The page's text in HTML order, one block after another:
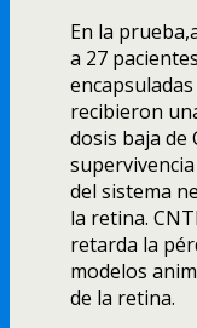
En la
a 27
recibieron
dosis baja de
del sistema
la retina.
retarda la
modelos
de la retina.